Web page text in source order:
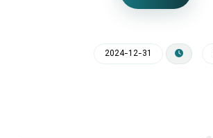
2024-12-31